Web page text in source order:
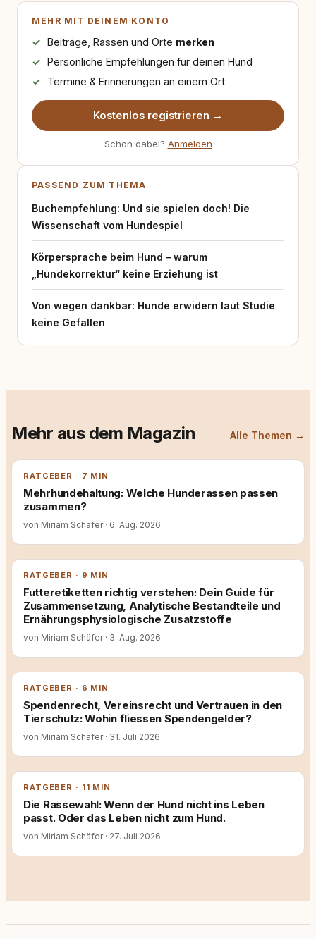
MEHR MIT DEINEM KONTO
Beiträge, Rassen und Orte merken
Persönliche Empfehlungen für deinen Hund
Termine & Erinnerungen an einem Ort
Kostenlos registrieren →
Schon dabei? Anmelden
PASSEND ZUM THEMA
Buchempfehlung: Und sie spielen doch! Die
Wissenschaft vom Hundespiel
Körpersprache beim Hund – warum
„Hundekorrektur“ keine Erziehung ist
Von wegen dankbar: Hunde erwidern laut Studie
keine Gefallen
Mehr aus dem Magazin Alle Themen →
RATGEBER · 7 MIN
Mehrhundehaltung: Welche Hunderassen passen
zusammen?
von Miriam Schäfer · 6. Aug. 2026
RATGEBER · 9 MIN
Futteretiketten richtig verstehen: Dein Guide für
Zusammensetzung, Analytische Bestandteile und
Ernährungsphysiologische Zusatzstoffe
von Miriam Schäfer · 3. Aug. 2026
RATGEBER · 6 MIN
Spendenrecht, Vereinsrecht und Vertrauen in den
Tierschutz: Wohin fliessen Spendengelder?
von Miriam Schäfer · 31. Juli 2026
RATGEBER · 11 MIN
Die Rassewahl: Wenn der Hund nicht ins Leben
passt. Oder das Leben nicht zum Hund.
von Miriam Schäfer · 27. Juli 2026